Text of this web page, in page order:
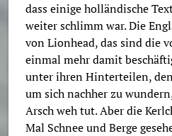
dass einige holländische
weiter schlimm war. Die
von Lionhead, das sind die
einmal mehr damit
unter ihren Hinterteilen,
um sich nachher zu
Arsch weh tut. Aber die
Mal Schnee und Berge